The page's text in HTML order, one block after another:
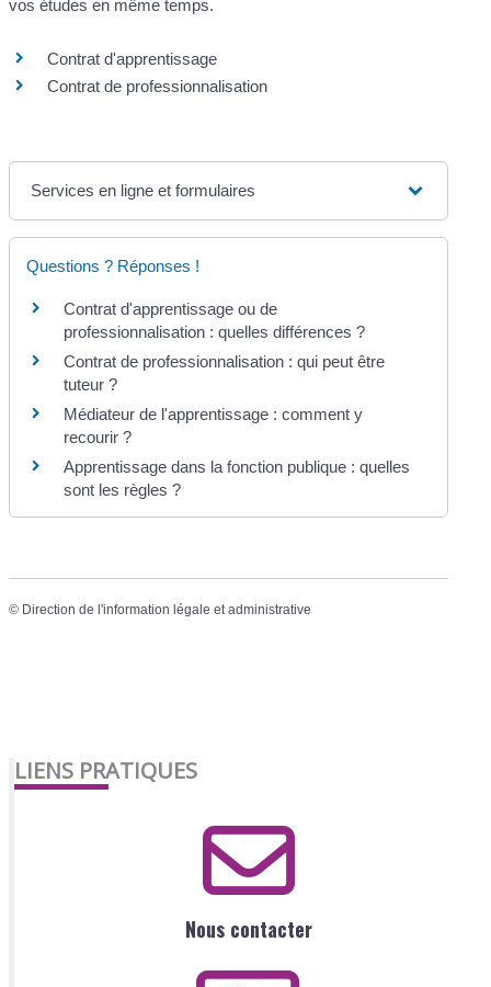
vos études en même temps.
Contrat d'apprentissage
Contrat de professionnalisation
Services en ligne et formulaires
Questions ? Réponses !
Contrat d'apprentissage ou de
professionnalisation : quelles différences ?
Contrat de professionnalisation : qui peut être
tuteur ?
Médiateur de l'apprentissage : comment y
recourir ?
Apprentissage dans la fonction publique : quelles
sont les règles ?
© Direction de l'information légale et administrative
LIENS PRATIQUES
Nous contacter